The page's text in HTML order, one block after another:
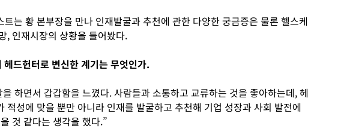
트는 황 본부장을 만나 인재발굴과 추천에 관한 다양한 궁금증은 물론 헬스케
, 인재시장의 상황을 들어봤다.
헤드헌터로 변신한 계기는 무엇인가.
하면서 갑갑함을 느꼈다. 사람들과 소통하고 교류하는 것을 좋아하는데, 헤
적성에 맞을 뿐만 아니라 인재를 발굴하고 추천해 기업 성장과 사회 발전에
것 같다는 생각을 했다.”